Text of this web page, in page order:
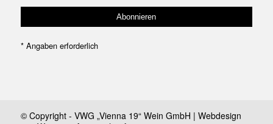
*Angaben erforderlich
© Copyright - VWG „Vienna 19“ Wein GmbH | Webdesign